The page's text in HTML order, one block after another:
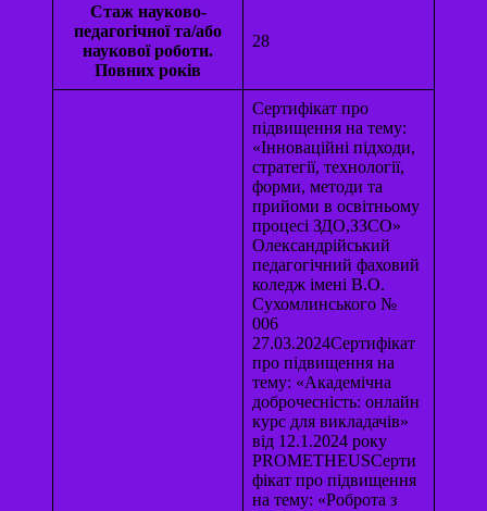
Стаж науково-
педагогічної та/або
наукової роботи.
Повних років
28
Сертифікат про
підвищення на тему:
«Інноваційні підходи,
стратегії, технології,
форми, методи та
прийоми в освітньому
процесі ЗДО,ЗЗСО»
Олександрійський
педагогічний фаховий
коледж імені В.О.
Сухомлинського №
006
27.03.2024Сертифікат
про підвищення на
тему: «Академічна
доброчесність: онлайн
курс для викладачів»
від 12.1.2024 року
PROMETHEUSСерти
фікат про підвищення
на тему: «Роброта з